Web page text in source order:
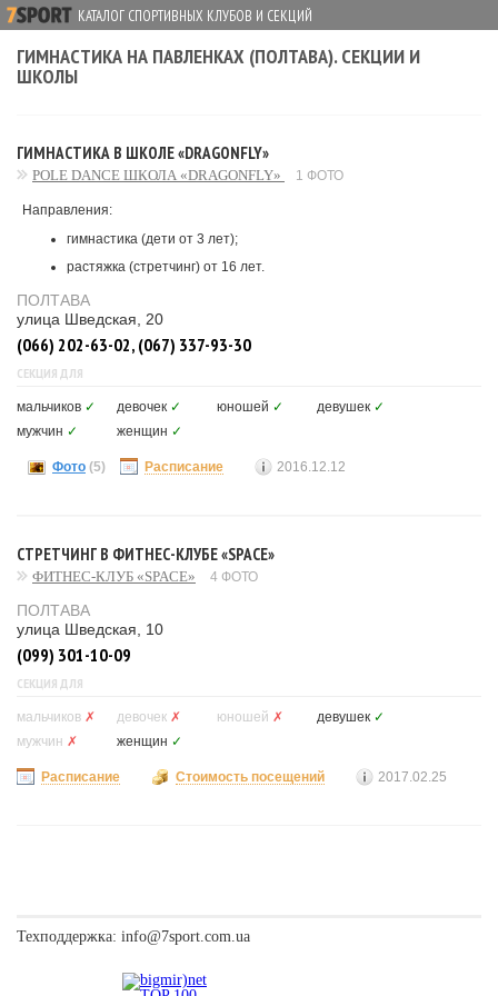
КАТАЛОГ СПОРТИВНЫХ КЛУБОВ И СЕКЦИЙ
ГИМНАСТИКА НА ПАВЛЕНКАХ (ПОЛТАВА). СЕКЦИИ И
ШКОЛЫ
ГИМНАСТИКА В ШКОЛЕ «DRAGONFLY»
POLE DANCE ШКОЛА «DRAGONFLY» 1 ФОТО
Направления:
гимнастика (дети от 3 лет);
растяжка (стретчинг) от 16 лет.
ПОЛТАВА
улица Шведская, 20
(066) 202-63-02, (067) 337-93-30
СЕКЦИЯ ДЛЯ
мальчиков ✓ девочек ✓ юношей ✓ девушек ✓
мужчин ✓ женщин ✓
Фото (5) Расписание 2016.12.12
СТРЕТЧИНГ В ФИТНЕС-КЛУБЕ «SPACE»
ФИТНЕС-КЛУБ «SPACE» 4 ФОТО
ПОЛТАВА
улица Шведская, 10
(099) 301-10-09
СЕКЦИЯ ДЛЯ
мальчиков ✗ девочек ✗ юношей ✗ девушек ✓
мужчин ✗ женщин ✓
Расписание Стоимость посещений 2017.02.25
Техподдержка: info@7sport.com.ua